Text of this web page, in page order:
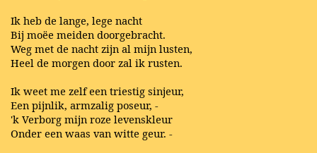
Ik heb de lange, lege nacht
Bij moëe meiden doorgebracht.
Weg met de nacht zijn al mijn lusten,
Heel de morgen door zal ik rusten.
Ik weet me zelf een triestig sinjeur,
Een pijnlik, armzalig poseur, -
'k Verborg mijn roze levenskleur
Onder een waas van witte geur. -